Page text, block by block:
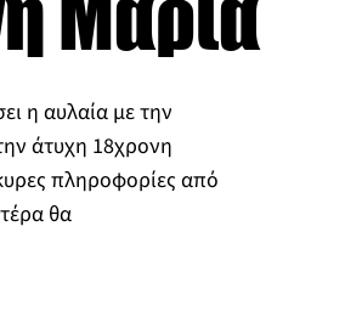
η αυλαία με την
άτυχη 18χρονη
πληροφορίες από
θα